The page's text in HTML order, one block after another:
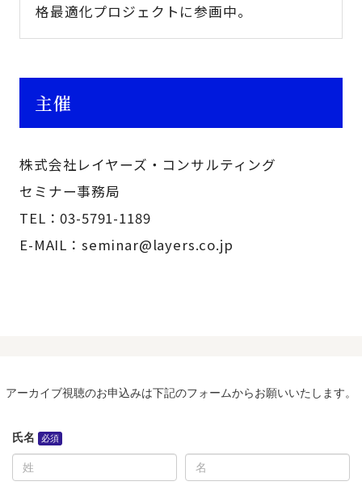
格最適化プロジェクトに参画中。
主催
株式会社レイヤーズ・コンサルティング
セミナー事務局
TEL：03-5791-1189
E-MAIL：seminar@layers.co.jp